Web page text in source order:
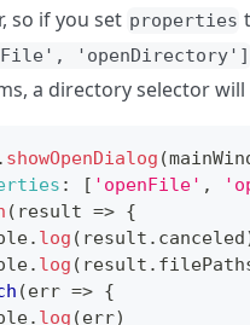
so if you set properties
'openDirectory']
a directory selector will
. showOpenDialog (
: [ 'openFile' ,
( result => {
. log ( result . canceled
. log ( result .
(err => {
. log (err)